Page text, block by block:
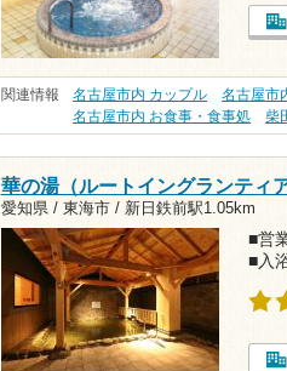
関連情報 名古屋市内 カップル 名古屋市
名古屋市内 お食事・食事処
柴
華の湯（ルートイングランティ
愛知県 / 東海市 / 新日鉄前駅1.05km
■営
■入